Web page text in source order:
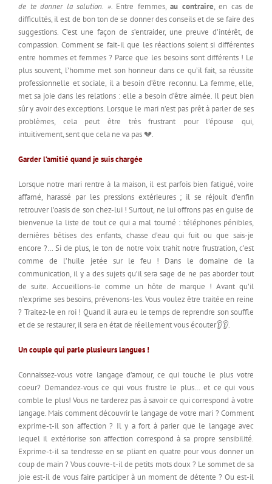
de te donner la solution. ». Entre femmes, au contraire, en cas de
difficultés, il est de bon ton de se donner des conseils et de se faire des
suggestions. C’est une façon de s’entraider, une preuve d’intérêt, de
compassion. Comment se fait-il que les réactions soient si différentes
entre hommes et femmes ? Parce que les besoins sont différents ! Le
plus souvent, l’homme met son honneur dans ce qu’il fait, sa réussite
professionnelle et sociale, il a besoin d’être reconnu. La femme, elle,
met sa joie dans les relations : elle a besoin d’être aimée. Il peut bien
sûr y avoir des exceptions. Lorsque le mari n’est pas prêt à parler de ses
problèmes, cela peut être très frustrant pour l’épouse qui,
intuitivement, sent que cela ne va pas 💔.
Garder l’amitié quand je suis chargée
Lorsque notre mari rentre à la maison, il est parfois bien fatigué, voire
affamé, harassé par les pressions extérieures ; il se réjouit d’enfin
retrouver l’oasis de son chez-lui ! Surtout, ne lui offrons pas en guise de
bienvenue la liste de tout ce qui a mal tourné : téléphones pénibles,
dernières bêtises des enfants, chasse d’eau qui fuit ou que sais-je
encore ?… Si de plus, le ton de notre voix trahit notre frustration, c’est
comme de l’huile jetée sur le feu ! Dans le domaine de la
communication, il y a des sujets qu’il sera sage de ne pas aborder tout
de suite. Accueillons-le comme un hôte de marque ! Avant qu’il
n’exprime ses besoins, prévenons-les. Vous voulez être traitée en reine
? Traitez-le en roi ! Quand il aura eu le temps de reprendre son souffle
et de se restaurer, il sera en état de réellement vous écouter👂👂.
Un couple qui parle plusieurs langues !
Connaissez-vous votre langage d’amour, ce qui touche le plus votre
coeur? Demandez-vous ce qui vous frustre le plus… et ce qui vous
comble le plus! Vous ne tarderez pas à savoir ce qui correspond à votre
langage. Mais comment découvrir le langage de votre mari ? Comment
exprime-t-il son affection ? Il y a fort à parier que le langage avec
lequel il extériorise son affection correspond à sa propre sensibilité.
Exprime-t-il sa tendresse en se pliant en quatre pour vous donner un
coup de main ? Vous couvre-t-il de petits mots doux ? Le sommet de sa
joie est-il de vous faire participer à un moment de détente ? Ou est-il